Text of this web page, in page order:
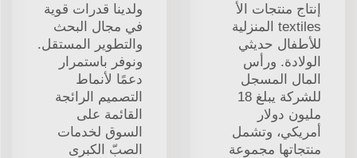
إنتاج منتجات الأ
textiles المنزلية
للأطفال حديثي
الولادة. ورأس
المال المسجل
للشركة يبلغ 18
مليون دولار
أمريكي، وتشمل
منتجاتها مجموعة
ولدينا قدرات قوية
في مجال البحث
والتطوير المستقل.
ونوفر باستمرار
دعمًا لأنماط
التصميم الرائجة
القائمة على
السوق لخدمات
الصبّ الكبرى